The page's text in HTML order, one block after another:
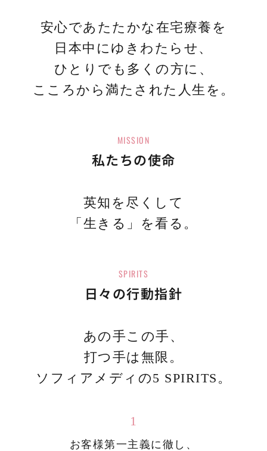
安心であたたかな在宅療養を
日本中にゆきわたらせ、
ひとりでも多くの方に、
こころから満たされた人生を。
MISSION
私たちの使命
英知を尽くして
「生きる」を看る。
SPIRITS
日々の行動指針
あの手この手、
打つ手は無限。
ソフィアメディの5 SPIRITS。
1
お客様第一主義に徹し、